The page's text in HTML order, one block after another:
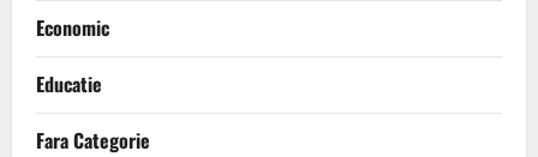
Economic
Educatie
Fara Categorie